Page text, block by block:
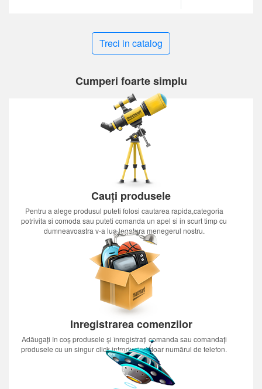
Treci in catalog
Cumperi foarte simplu
Cauți produsele
Pentru a alege produsul puteti folosi cautarea rapida,categoria
potrivita si comoda sau puteti comanda un apel si in scurt timp cu
dumneavoastra v-a lua legatura menegerul nostru.
Inregistrarea comenzilor
Adăugați în coș produsele și înregistrați comanda sau comandați
produsele cu un singur click introducînd doar numărul de telefon.